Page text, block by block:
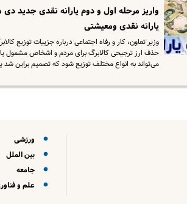
واریز مرحله اول و دوم یارانه نقدی جدید
یارانه نقدی ومعیشتی
حذف ارز ترجیحی کالابرگ برای مردم و اشخاص مشمول
می‌تواند به انواع مختلف توزیع شود که تصمیم براین
ورزشی
بین الملل
جامعه
علم و